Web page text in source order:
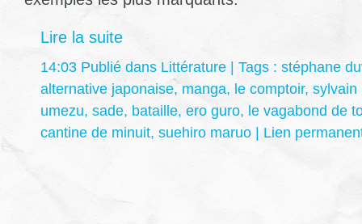
Lire la suite
14:03 Publié dans Littérature | Tags : stéphane
alternative japonaise, manga, le comptoir, sylvain
umezu, sade, bataille, ero guro, le vagabond de
cantine de minuit, suehiro maruo | Lien